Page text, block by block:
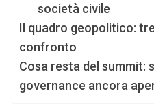
società civile
Il quadro geopolitico:
confronto
Cosa resta del summit:
governance ancora